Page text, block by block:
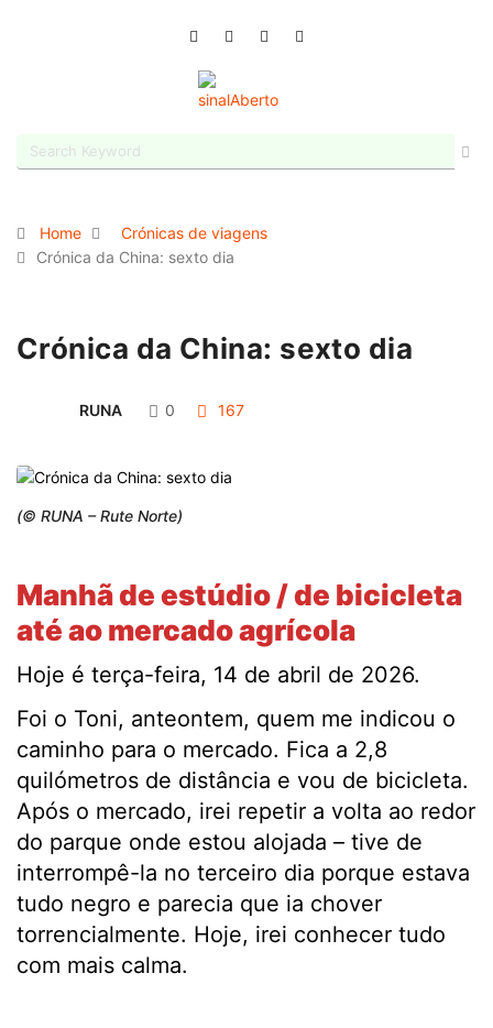
Home
Crónicas de viagens
Crónica da China: sexto dia
Crónica da China: sexto dia
RUNA 0 167
(© RUNA – Rute Norte)
Manhã de estúdio / de bicicleta
até ao mercado agrícola
Hoje é terça-feira, 14 de abril de 2026.
Foi o Toni, anteontem, quem me indicou o
caminho para o mercado. Fica a 2,8
quilómetros de distância e vou de bicicleta.
Após o mercado, irei repetir a volta ao redor
do parque onde estou alojada – tive de
interrompê-la no terceiro dia porque estava
tudo negro e parecia que ia chover
torrencialmente. Hoje, irei conhecer tudo
com mais calma.